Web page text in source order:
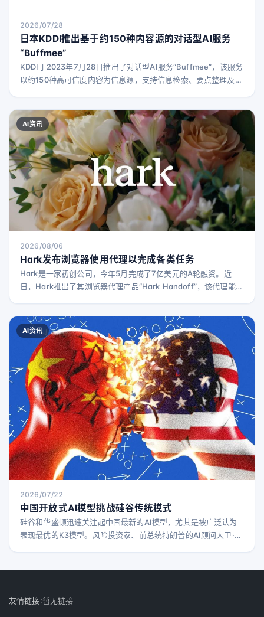
2026/07/28
日本KDDI推出基于约150种内容源的对话型AI服务
“Buffmee”
KDDI于2023年7月28日推出了对话型AI服务“Buffmee”，该服务
以约150种高可信度内容为信息源，支持信息检索、要点整理及个
AI资讯
2026/08/06
Hark发布浏览器使用代理以完成各类任务
Hark是一家初创公司，今年5月完成了7亿美元的A轮融资。近
日，Hark推出了其浏览器代理产品“Hark Handoff”，该代理能够
和LinkedIn。Handoff代理通过分析网站结构和视觉信息，判断
是否需要点击按钮或输入信息。 这一理念类似于此前推出的
AI资讯
2026/07/22
中国开放式AI模型挑战硅谷传统模式
硅谷和华盛顿迅速关注起中国最新的AI模型，尤其是被广泛认为
表现最优的K3模型。风险投资家、前总统特朗普的AI顾问大卫·萨
Fable模型”，
友情链接:暂无链接